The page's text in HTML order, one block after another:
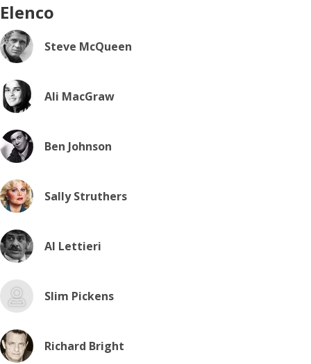
Elenco
Steve McQueen
Ali MacGraw
Ben Johnson
Sally Struthers
Al Lettieri
Slim Pickens
Richard Bright